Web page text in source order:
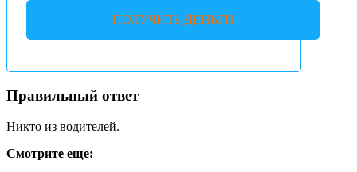
ПОЛУЧИТЬ ДЕНЬГИ
Правильный ответ
Никто из водителей.
Смотрите еще: